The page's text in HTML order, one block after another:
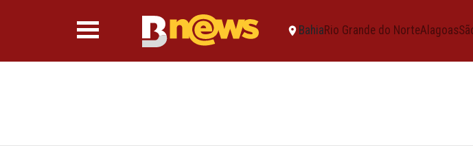
BahiaRio Grande do NorteAlagoas